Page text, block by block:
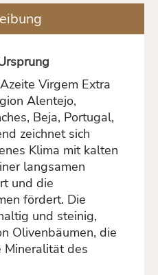
Virgem Extra
Alentejo,
Beja, Portugal,
zeichnet sich
Klima mit kalten
langsamen
und die
fördert. Die
und steinig,
Olivenbäumen, die
des